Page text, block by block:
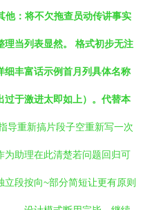
他：将不欠拖查员动传讲事实
理当列表显然。 格式初步无注
细丰富话示例首月列具体名称
过于激进太即如上）。代替本
导重新搞片段子空重新写一次
为助理在此清楚若问题回归可
段按向~部分简短让更有原则